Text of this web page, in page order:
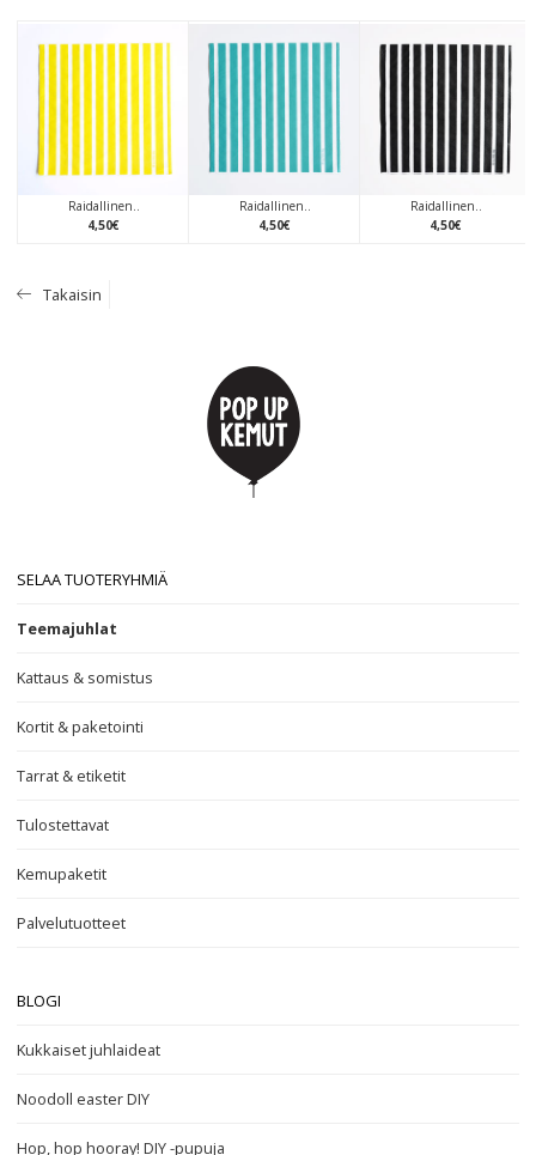
Raidallinen..
4,50€
Raidallinen..
4,50€
Raidallinen..
4,50€
Takaisin
SELAA TUOTERYHMIÄ
Teemajuhlat
Kattaus & somistus
Kortit & paketointi
Tarrat & etiketit
Tulostettavat
Kemupaketit
Palvelutuotteet
BLOGI
Kukkaiset juhlaideat
Noodoll easter DIY
Hop, hop hooray! DIY -pupuja